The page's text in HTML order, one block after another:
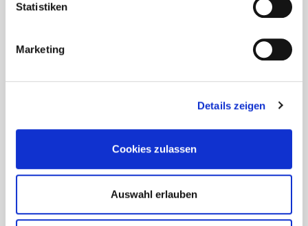
Statistiken
Marketing
Details zeigen
Cookies zulassen
Auswahl erlauben
Über welche Themen möchten Sie informiert
Terrassenbau Fassade
Beton Holzbau
Dach Werkzeuge